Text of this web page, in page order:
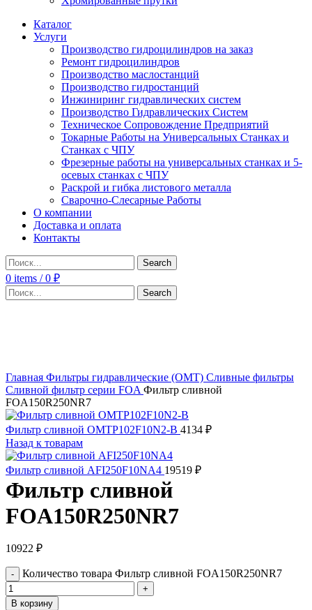
Каталог
Услуги
Производство гидроцилиндров на заказ
Ремонт гидроцилиндров
Производство маслостанций
Производство гидростанций
Инжиниринг гидравлических систем
Производство Гидравлических Систем
Техническое Сопровождение Предприятий
Токарные Работы на Универсальных Станках и
Станках с ЧПУ
Фрезерные работы на универсальных станках и 5-
осевых станках с ЧПУ
Раскрой и гибка листового металла
Сварочно-Слесарные Работы
О компании
Доставка и оплата
Контакты
Search
0 items / 0 ₽
Search
Главная Фильтры гидравлические (OMT) Сливные фильтры
Сливной фильтр серии FOA Фильтр сливной
FOA150R250NR7
Фильтр сливной OMTP102F10N2-B 4134 ₽
Назад к товарам
Фильтр сливной AFI250F10NA4 19519 ₽
Фильтр сливной
FOA150R250NR7
10922 ₽
Количество товара Фильтр сливной FOA150R250NR7
В корзину